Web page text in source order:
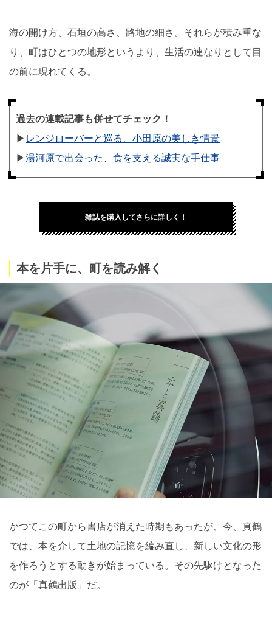
海の開け方、石垣の高さ、路地の細さ。それらが積み重な
り、町はひとつの地形というより、生活の連なりとして目
の前に現れてくる。
過去の連載記事も併せてチェック！
▶︎ レンジローバーと巡る、小田原の美しき情景
▶︎湯河原で出会った、食を支える誠実な手仕事
雑誌を購入してさらに詳しく！
本を片手に、町を読み解く
かつてこの町から書店が消えた時期もあったが、今、真鶴
では、本を介して土地の記憶を編み直し、新しい文化の形
を作ろうとする動きが始まっている。その先駆けとなった
のが「真鶴出版」だ。